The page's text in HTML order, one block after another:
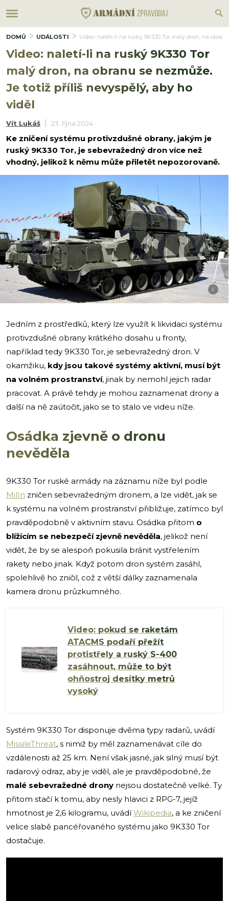
DOMŮ UDÁLOSTI Video: naletí-li na ruský 9K330 Tor malý dron, na
Video: naletí-li na ruský 9K330 Tor
malý dron, na obranu se nezmůže.
Je totiž příliš nevyspělý, aby ho
viděl
Vít Lukáš 23. října 2024
Ke zničení systému protivzdušné obrany, jakým je
ruský 9K330 Tor, je sebevražedný dron více než
vhodný, jelikož k němu může přiletět nepozorovaně.
i
Jedním z prostředků, který lze využít k likvidaci systému
protivzdušné obrany krátkého dosahu u fronty,
například tedy 9K330 Tor, je sebevražedný dron. V
okamžiku, kdy jsou takové systémy aktivní, musí být
na volném prostranství, jinak by nemohl jejich radar
pracovat. A právě tehdy je mohou zaznamenat drony a
další na ně zaútočit, jako se to stalo ve videu níže.
Osádka zjevně o dronu
nevěděla
9K330 Tor ruské armády na záznamu níže byl podle
MilIn zničen sebevražedným dronem, a lze vidět, jak se
k systému na volném prostranství přibližuje, zatímco byl
pravděpodobně v aktivním stavu. Osádka přitom o
blížícím se nebezpečí zjevně nevěděla, jelikož není
vidět, že by se alespoň pokusila bránit vystřelením
rakety nebo jinak. Když potom dron systém zasáhl,
spolehlivě ho zničil, což z větší dálky zaznamenala
kamera dronu průzkumného.
Video: pokud se raketám
ATACMS podaří přežít
protistřely a ruský S-400
zasáhnout, může to být
ohňostroj desítky metrů
vysoký
Systém 9K330 Tor disponuje dvěma typy radarů, uvádí
MissileThreat, s nimiž by měl zaznamenávat cíle do
vzdálenosti až 25 km. Není však jasné, jak silný musí být
radarový odraz, aby je viděl, ale je pravděpodobné, že
malé sebevražedné drony nejsou dostatečně velké. Ty
přitom stačí k tomu, aby nesly hlavici z RPG-7, jejíž
hmotnost je 2,6 kilogramu, uvádíWikipedia, a ke zničení
velice slabě pancéřovaného systému jako 9K330 Tor
dostačuje.